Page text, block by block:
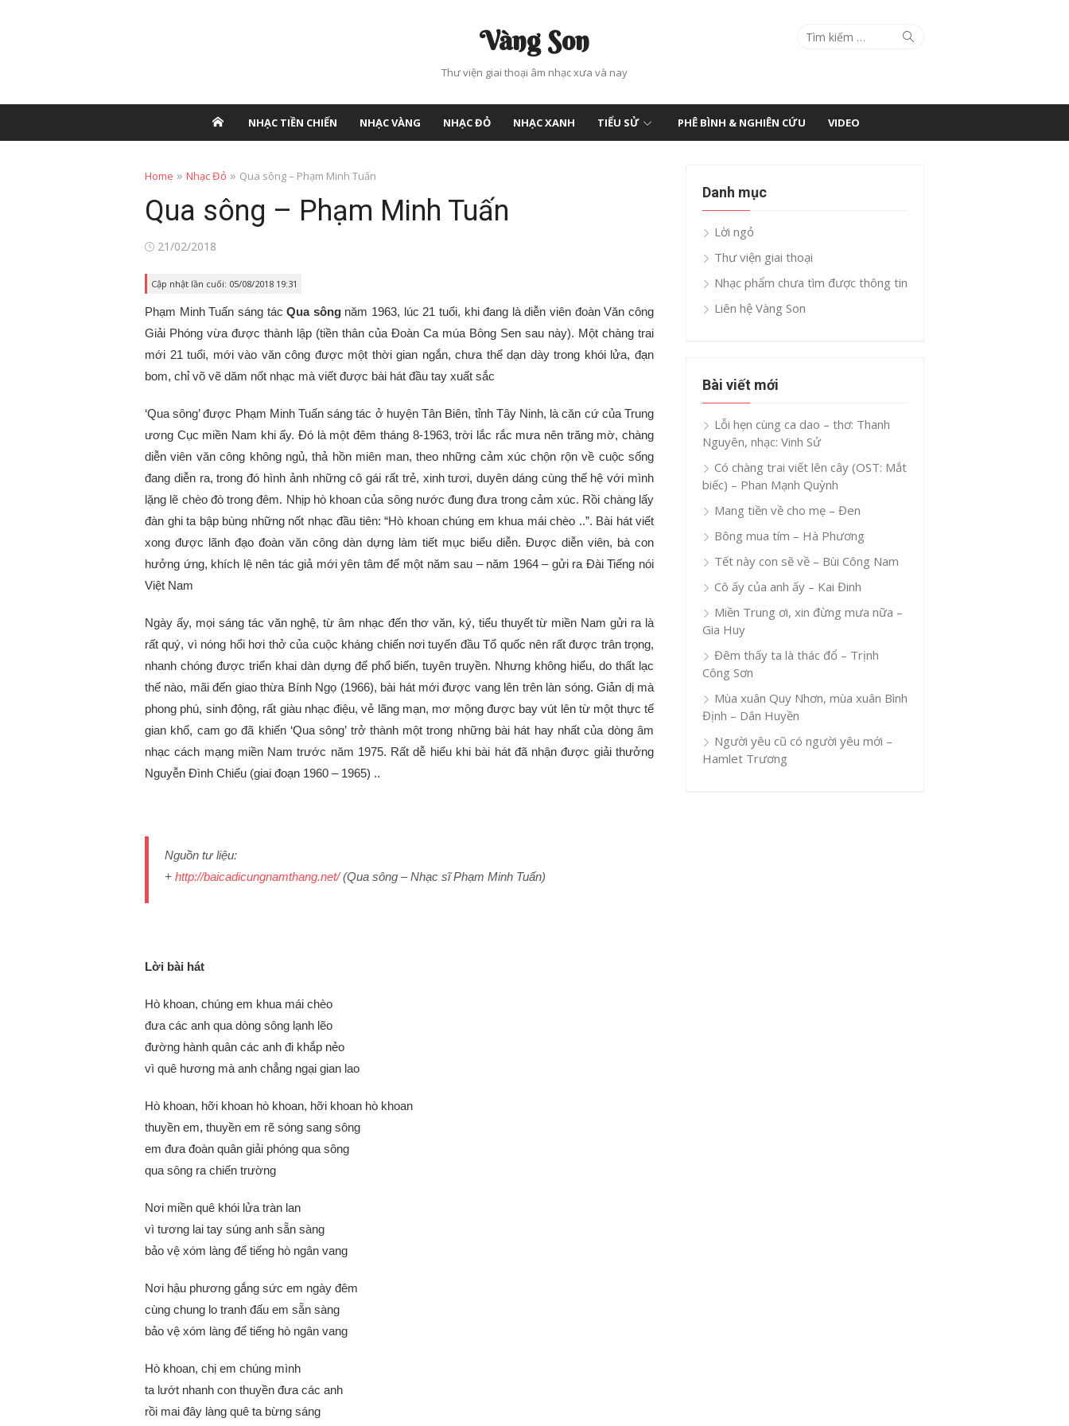
Vàng Son
Thư viện giai thoại âm nhạc xưa và nay
Search
Search
NHẠC TIỀN CHIẾN NHẠC VÀNG NHẠC ĐỎ NHẠC XANH TIỂU SỬ PHÊ BÌNH & NGHIÊN CỨU VIDEO
Home » Nhạc Đỏ » Qua sông – Phạm Minh Tuấn
Qua sông – Phạm Minh Tuấn
Posted
21/02/2018
Cập nhật lần cuối: 05/08/2018 19:31
Phạm Minh Tuấn sáng tácQua sôngnăm 1963, lúc 21 tuổi, khi đang là diễn viên đoàn Văn công
Giải Phóng vừa được thành lập (tiền thân của Đoàn Ca múa Bông Sen sau này). Một chàng trai
mới 21 tuổi, mới vào văn công được một thời gian ngắn, chưa thể dạn dày trong khói lửa, đạn
bom, chỉ võ vẽ dăm nốt nhạc mà viết được bài hát đầu tay xuất sắc
‘Qua sông’ được Phạm Minh Tuấn sáng tác ở huyện Tân Biên, tỉnh Tây Ninh, là căn cứ của Trung
ương Cục miền Nam khi ấy. Đó là một đêm tháng 8-1963, trời lắc rắc mưa nên trăng mờ, chàng
diễn viên văn công không ngủ, thả hồn miên man, theo những cảm xúc chộn rộn về cuộc sống
đang diễn ra, trong đó hình ảnh những cô gái rất trẻ, xinh tươi, duyên dáng cùng thế hệ với mình
lặng lẽ chèo đò trong đêm. Nhịp hò khoan của sông nước đung đưa trong cảm xúc. Rồi chàng lấy
đàn ghi ta bập bùng những nốt nhạc đầu tiên: “Hò khoan chúng em khua mái chèo ..”. Bài hát viết
xong được lãnh đạo đoàn văn công dàn dựng làm tiết mục biểu diễn. Được diễn viên, bà con
hưởng ứng, khích lệ nên tác giả mới yên tâm để một năm sau – năm 1964 – gửi ra Đài Tiếng nói
Việt Nam
Ngày ấy, mọi sáng tác văn nghệ, từ âm nhạc đến thơ văn, ký, tiểu thuyết từ miền Nam gửi ra là
rất quý, vì nóng hổi hơi thở của cuộc kháng chiến nơi tuyến đầu Tổ quốc nên rất được trân trọng,
nhanh chóng được triển khai dàn dựng để phổ biến, tuyên truyền. Nhưng không hiểu, do thất lạc
thế nào, mãi đến giao thừa Bính Ngọ (1966), bài hát mới được vang lên trên làn sóng. Giản dị mà
phong phú, sinh động, rất giàu nhạc điệu, vẻ lãng mạn, mơ mộng được bay vút lên từ một thực tế
gian khổ, cam go đã khiến ‘Qua sông’ trở thành một trong những bài hát hay nhất của dòng âm
nhạc cách mạng miền Nam trước năm 1975. Rất dễ hiểu khi bài hát đã nhận được giải thưởng
Nguyễn Đình Chiểu (giai đoạn 1960 – 1965) ..
Nguồn tư liệu:
+ http://baicadicungnamthang.net/(Qua sông – Nhạc sĩ Phạm Minh Tuấn)
Lời bài hát
Hò khoan, chúng em khua mái chèo
đưa các anh qua dòng sông lạnh lẽo
đường hành quân các anh đi khắp nẻo
vì quê hương mà anh chẳng ngại gian lao
Hò khoan, hỡi khoan hò khoan, hỡi khoan hò khoan
thuyền em, thuyền em rẽ sóng sang sông
em đưa đoàn quân giải phóng qua sông
qua sông ra chiến trường
Nơi miền quê khói lửa tràn lan
vì tương lai tay súng anh sẵn sàng
bảo vệ xóm làng để tiếng hò ngân vang
Nơi hậu phương gắng sức em ngày đêm
cùng chung lo tranh đấu em sẵn sàng
bảo vệ xóm làng để tiếng hò ngân vang
Hò khoan, chị em chúng mình
ta lướt nhanh con thuyền đưa các anh
rồi mai đây làng quê ta bừng sáng
Danh mục
Lời ngỏ
Thư viện giai thoại
Nhạc phẩm chưa tìm được thông tin
Liên hệ Vàng Son
Bài viết mới
Lỗi hẹn cùng ca dao – thơ: Thanh
Nguyên, nhạc: Vinh Sử
Có chàng trai viết lên cây (OST: Mắt
biếc) – Phan Mạnh Quỳnh
Mang tiền về cho mẹ – Đen
Bông mua tím – Hà Phương
Tết này con sẽ về – Bùi Công Nam
Cô ấy của anh ấy – Kai Đinh
Miền Trung ơi, xin đừng mưa nữa –
Gia Huy
Đêm thấy ta là thác đổ – Trịnh
Công Sơn
Mùa xuân Quy Nhơn, mùa xuân Bình
Định – Dân Huyền
Người yêu cũ có người yêu mới –
Hamlet Trương